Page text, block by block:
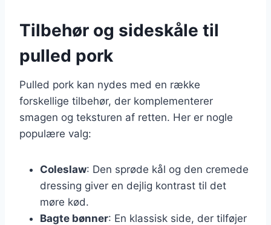
Tilbehør og sideskåle til
pulled pork
Pulled pork kan nydes med en række
forskellige tilbehør, der komplementerer
smagen og teksturen af retten. Her er nogle
populære valg:
Coleslaw: Den sprøde kål og den cremede
dressing giver en dejlig kontrast til det
møre kød.
Bagte bønner: En klassisk side, der tilføjer